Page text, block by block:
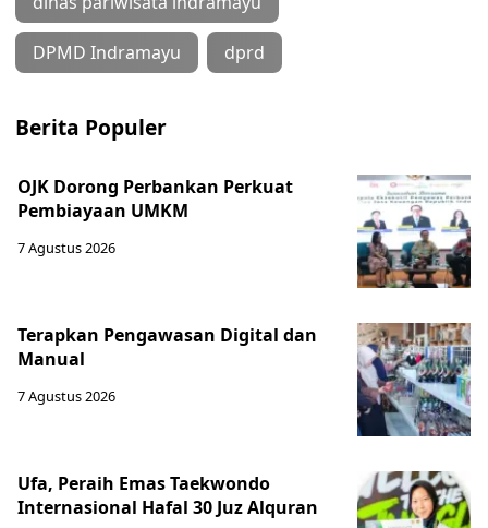
DPMD Indramayu dprd
Berita Populer
OJK Dorong Perbankan Perkuat
Pembiayaan UMKM
7 Agustus 2026
Terapkan Pengawasan Digital dan
Manual
7 Agustus 2026
Ufa, Peraih Emas Taekwondo
Internasional Hafal 30 Juz Alquran